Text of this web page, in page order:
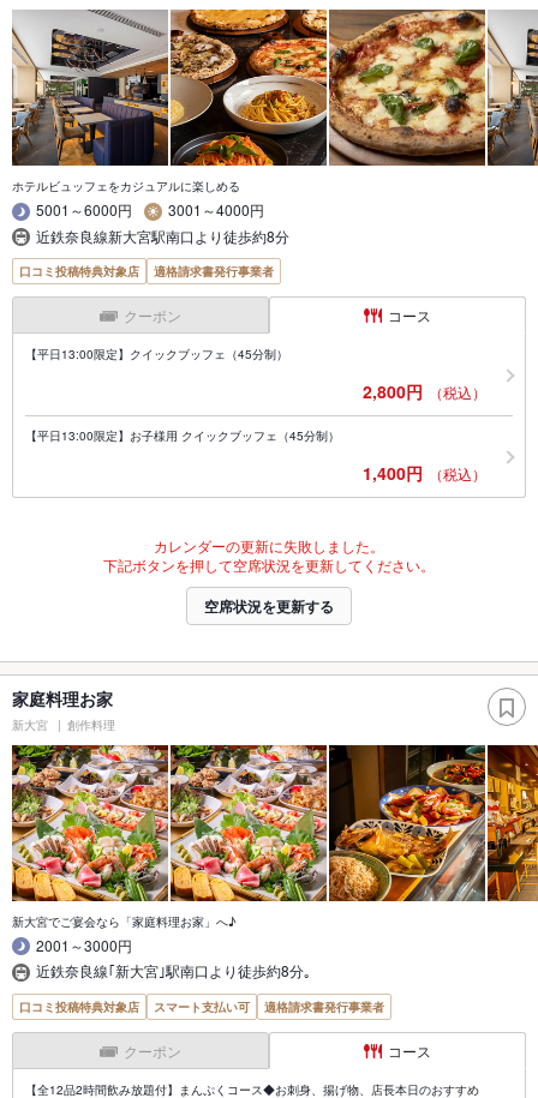
ホテルビュッフェをカジュアルに楽しめる
5001～6000円
3001～4000円
近鉄奈良線新大宮駅南口より徒歩約8分
口コミ投稿特典対象店 適格請求書発行事業者
クーポン コース
【平日13:00限定】クイックブッフェ（45分制）
2,800円 （税込）
【平日13:00限定】お子様用 クイックブッフェ（45分制）
1,400円 （税込）
カレンダーの更新に失敗しました。
下記ボタンを押して空席状況を更新してください。
空席状況を更新する
家庭料理お家
新大宮 創作料理
新大宮でご宴会なら「家庭料理お家」へ♪
2001～3000円
近鉄奈良線｢新大宮｣駅南口より徒歩約8分｡
口コミ投稿特典対象店 スマート支払い可 適格請求書発行事業者
クーポン コース
【全12品2時間飲み放題付】まんぷくコース◆お刺身、揚げ物、店長本日のおすすめ